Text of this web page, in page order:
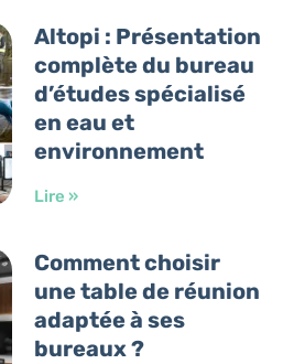
Altopi : Présentation
complète du bureau
d’études spécialisé
en eau et
environnement
Lire »
Comment choisir
une table de réunion
adaptée à ses
bureaux ?